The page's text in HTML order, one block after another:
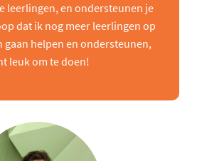
leerlingen, en ondersteunen je
dat ik nog meer leerlingen op
gaan helpen en ondersteunen,
leuk om te doen!